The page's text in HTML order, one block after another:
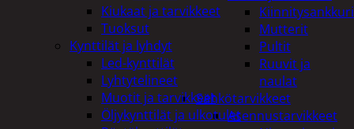
Mutterit
Pultit
Ruuvit ja
naulat
Sähkötarvikkeet
Asennustarvikkeet
Kiukaat ja tarvikkeet
Tuoksut
Kynttilät ja lyhdyt
Led-kynttilät
Lyhtytelineet
Muotit ja tarvikkeet
Öljykynttilät ja ulkotulet